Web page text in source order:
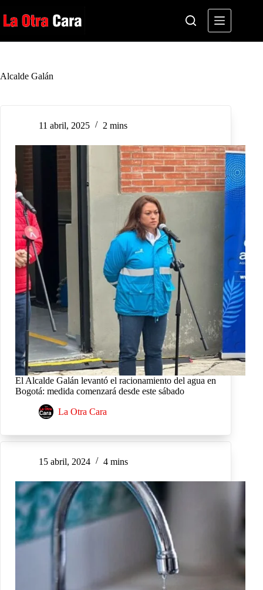
al
contenido
Alcalde Galán
11 abril, 2025 2 mins
El Alcalde Galán levantó el racionamiento del agua en
Bogotá: medida comenzará desde este sábado
La Otra Cara
15 abril, 2024 4 mins